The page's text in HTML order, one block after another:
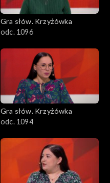
Gra słów. Krzyżówka
odc. 1096
Gra słów. Krzyżówka
odc. 1094